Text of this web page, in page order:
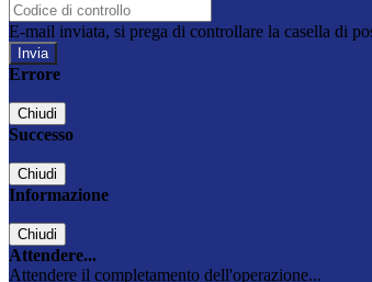
E-mail inviata, si prega di controllare la casella di
Errore
Chiudi
Successo
Chiudi
Informazione
Chiudi
Attendere...
Attendere il completamento dell'operazione...